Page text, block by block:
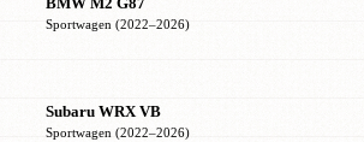
BMW M2 G87
Sportwagen (2022–2026)
Subaru WRX VB
Sportwagen (2022–2026)